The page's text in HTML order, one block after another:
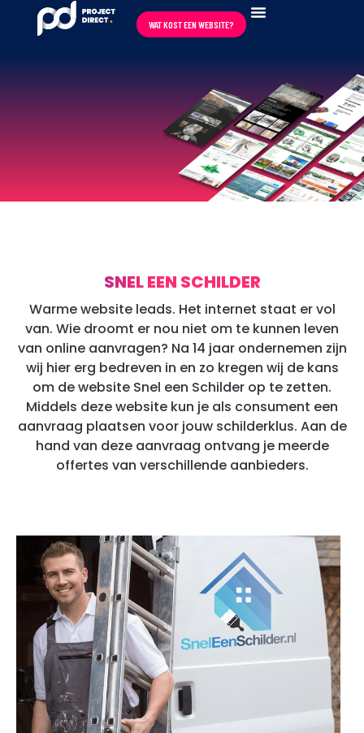
WAT KOST EEN WEBSITE?
SNEL EEN SCHILDER
Warme website leads. Het internet staat er vol
van. Wie droomt er nou niet om te kunnen leven
van online aanvragen? Na 14 jaar ondernemen zijn
wij hier erg bedreven in en zo kregen wij de kans
om de website Snel een Schilder op te zetten.
Middels deze website kun je als consument een
aanvraag plaatsen voor jouw schilderklus. Aan de
hand van deze aanvraag ontvang je meerde
offertes van verschillende aanbieders.